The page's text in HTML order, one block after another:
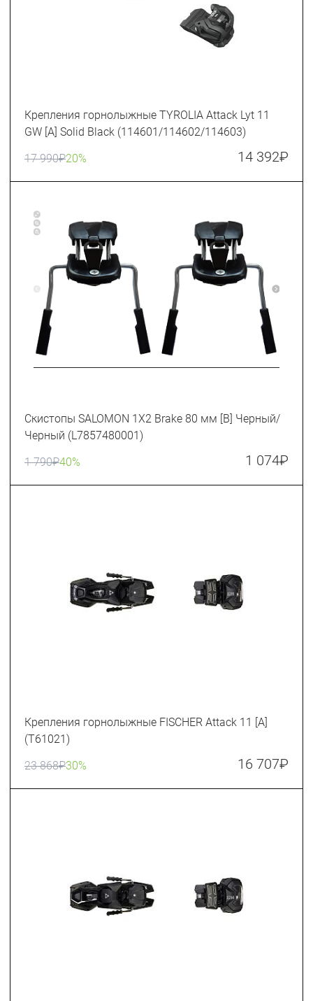
Крепления горнолыжные TYROLIA Attack Lyt 11
GW [A] Solid Black (114601/114602/114603)
17 990₽20% 14 392₽
Скистопы SALOMON 1X2 Brake 80 мм [B] Черный/
Черный (L7857480001)
1 790₽40% 1 074₽
Крепления горнолыжные FISCHER Attack 11 [A]
(T61021)
23 868₽30% 16 707₽